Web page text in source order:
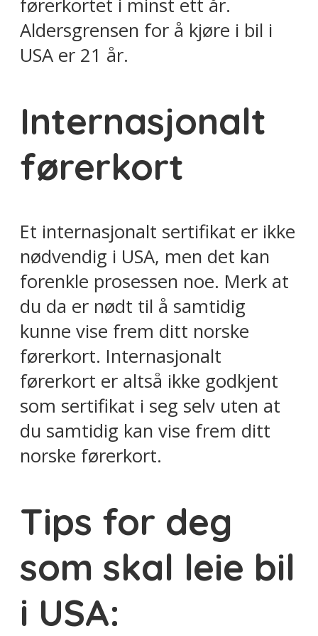
førerkortet i minst ett år.
Aldersgrensen for å kjøre i bil i
USA er 21 år.
Internasjonalt
førerkort
Et internasjonalt sertifikat er ikke
nødvendig i USA, men det kan
forenkle prosessen noe. Merk at
du da er nødt til å samtidig
kunne vise frem ditt norske
førerkort. Internasjonalt
førerkort er altså ikke godkjent
som sertifikat i seg selv uten at
du samtidig kan vise frem ditt
norske førerkort.
Tips for deg
som skal leie bil
i USA: